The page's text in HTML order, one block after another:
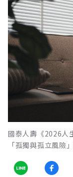
國泰人壽《2026人
「孤獨與孤立風險